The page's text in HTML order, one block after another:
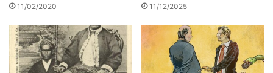
11/02/2020 11/12/2025